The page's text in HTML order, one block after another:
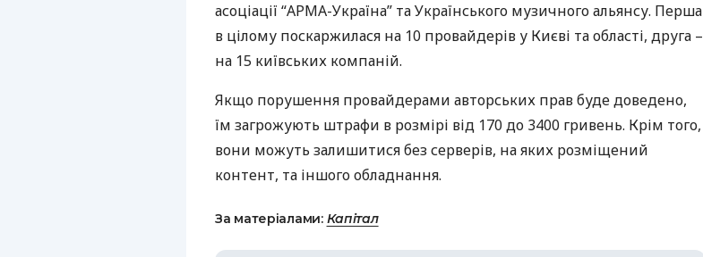
асоціації “АРМА-Україна” та Українського музичного альянсу. Перша
в цілому поскаржилася на 10 провайдерів у Києві та області, друга –
на 15 київських компаній.
Якщо порушення провайдерами авторських прав буде доведено,
їм загрожують штрафи в розмірі від 170 до 3400 гривень. Крім того,
вони можуть залишитися без серверів, на яких розміщений
контент, та іншого обладнання.
За матеріалами: Капітал